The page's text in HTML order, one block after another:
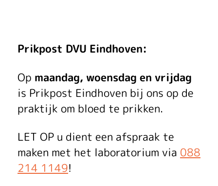
Prikpost DVU Eindhoven:
Op maandag, woensdag en vrijdag
is Prikpost Eindhoven bij ons op de
praktijk om bloed te prikken.
LET OP u dient een afspraak te
maken met het laboratorium via 088
214 1149!